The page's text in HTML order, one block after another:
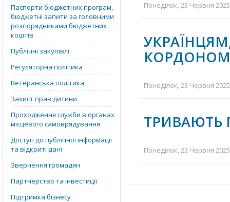
Паспорти бюджетних програм,
бюджетні запити за головними
розпорядниками бюджетних
коштів
Публічні закупівлі
Регуляторна політика
Ветеранська політика
Захист прав дитини
Проходження служби в органах
місцевого самоврядування
Доступ до публічної інформації
та відкриті дані
Звернення громадян
Партнерство та інвестиції
Підтримка бізнесу
Понеділок, 23 Червня
Понеділок, 23 Червня
ТРИВАЮТЬ
Понеділок, 23 Червня